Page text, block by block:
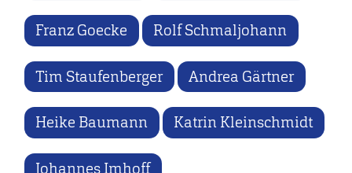
Franz Goecke Rolf Schmaljohann
Tim Staufenberger Andrea Gärtner
Heike Baumann Katrin Kleinschmidt
Johannes Imhoff